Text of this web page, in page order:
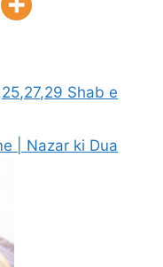
Shab e
| Nazar ki Dua